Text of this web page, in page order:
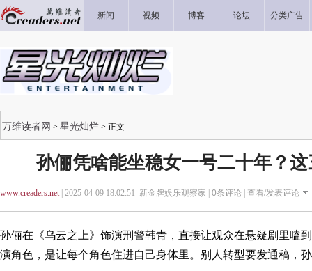
新闻 视频 博客 论坛 分类广告
万维读者网 > 星光灿烂 > 正文
孙俪凭啥能坐稳女一号二十年？
www.creaders.net| 2025-04-09 18:02:51 新金牌娱乐观察家 | 0条评论 | 查看/发表评论
孙俪在《乌云之上》饰演刑警韩青，直接让观众在悬疑剧里嗑
演角色，是让每个角色住进自己身体里。别人转型要发通稿，